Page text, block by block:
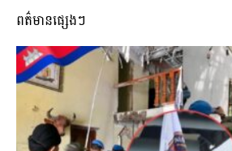
ពត៌មានផ្សេងៗ